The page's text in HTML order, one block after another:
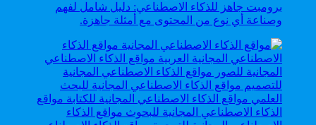
برومبت جاهز للذكاء الاصطناعي: دليل شامل لفهم
وصناعة أي نوع من المحتوى مع أمثلة جاهزة.